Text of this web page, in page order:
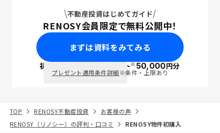
不動産投資はじめてガイド
RENOSY会員限定で無料公開中！
まずは資料をみてみる
初回面談で ポイント※50,000円分
プレゼント適用条件詳細※条件・上限あり
TOP RENOSY不動産投資
お客様の声
RENOSY（リノシー）の評判・口コミ
RENOSY物件初購入